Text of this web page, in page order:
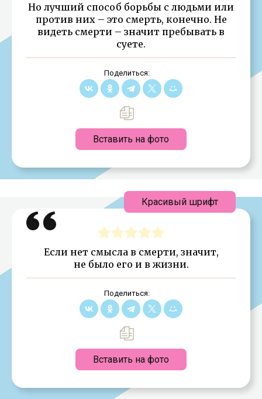
Но лучший способ борьбы с людьми или
против них – это смерть, конечно. Не
видеть смерти – значит пребывать в
суете.
Поделиться:
Вставить на фото
Если нет смысла в смерти, значит,
не было его и в жизни.
Поделиться:
Вставить на фото
Красивый шрифт